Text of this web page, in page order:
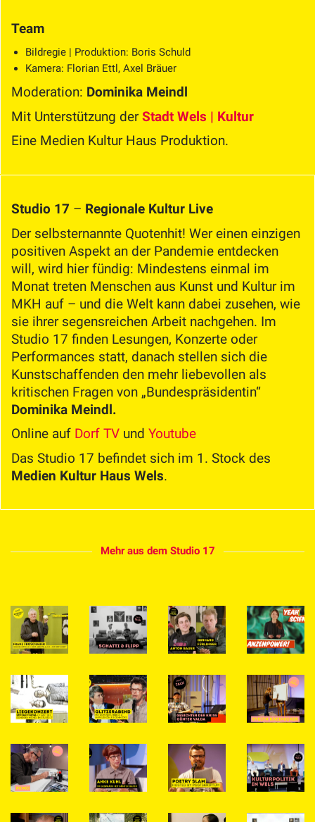
Team
Bildregie | Produktion: Boris Schuld
Kamera: Florian Ettl, Axel Bräuer
Moderation: Dominika Meindl
Mit Unterstützung derStadt Wels | Kultur
Eine Medien Kultur Haus Produktion.
Studio 17 – Regionale Kultur Live
Der selbsternannte Quotenhit! Wer einen einzigen
positiven Aspekt an der Pandemie entdecken
will, wird hier fündig: Mindestens einmal im
Monat treten Menschen aus Kunst und Kultur im
MKH auf – und die Welt kann dabei zusehen, wie
sie ihrer segensreichen Arbeit nachgehen. Im
Studio 17 finden Lesungen, Konzerte oder
Performances statt, danach stellen sich die
Kunstschaffenden den mehr liebevollen als
kritischen Fragen von „Bundespräsidentin“
Dominika Meindl.
Online auf Dorf TV und Youtube
Das Studio 17 befindet sich im 1. Stock des
Medien Kultur Haus Wels.
Mehr aus dem Studio 17